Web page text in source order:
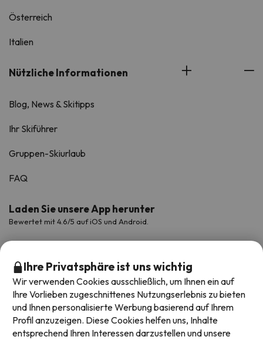
Österreich
Italien
Nützliche Informationen
Blog, News & Skitipps
Ihr Skiführer
Gruppen-Skiurlaub
FAQ
Laden Sie unsere App herunter
Bewertet mit 4.6/5 auf iOS und Android.
Ihre Privatsphäre ist uns wichtig
Wir verwenden Cookies ausschließlich, um Ihnen ein auf
Ihre Vorlieben zugeschnittenes Nutzungserlebnis zu bieten
und Ihnen personalisierte Werbung basierend auf Ihrem
Profil anzuzeigen. Diese Cookies helfen uns, Inhalte
entsprechend Ihren Interessen darzustellen und unsere